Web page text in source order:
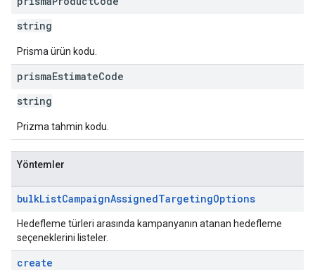
string
Prisma ürün kodu.
prismaEstimateCode
string
Prizma tahmin kodu.
Yöntemler
bulkListCampaignAssignedTargetingOptions
Hedefleme türleri arasında kampanyanın atanan hedefleme
seçeneklerini listeler.
create